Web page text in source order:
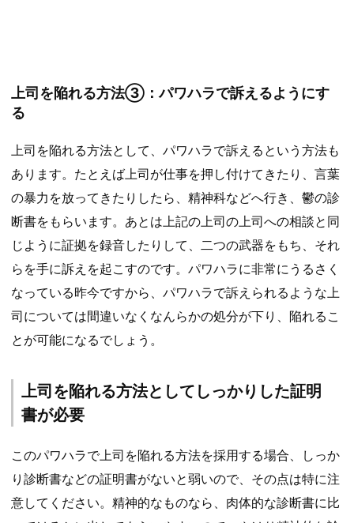
上司を陥れる方法③：パワハラで訴えるようにす
る
上司を陥れる方法として、パワハラで訴えるという方法も
あります。たとえば上司が仕事を押し付けてきたり、言葉
の暴力を放ってきたりしたら、精神科などへ行き、鬱の診
断書をもらいます。あとは上記の上司の上司への相談と同
じように証拠を録音したりして、二つの武器をもち、それ
らを手に訴えを起こすのです。パワハラに非常にうるさく
なっている昨今ですから、パワハラで訴えられるような上
司については間違いなくなんらかの処分が下り、陥れるこ
とが可能になるでしょう。
上司を陥れる方法としてしっかりした証明
書が必要
このパワハラで上司を陥れる方法を採用する場合、しっか
り診断書などの証明書がないと弱いので、その点は特に注
意してください。精神的なものなら、肉体的な診断書に比